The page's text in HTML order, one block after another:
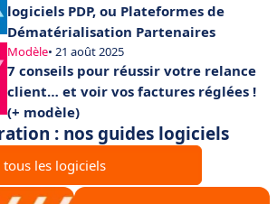
logiciels PDP, ou Plateformes de
Dématérialisation Partenaires
Modèle• 21 août 2025
7 conseils pour réussir votre relance
client… et voir vos factures réglées !
(+ modèle)
: nos guides logiciels
tous les logiciels